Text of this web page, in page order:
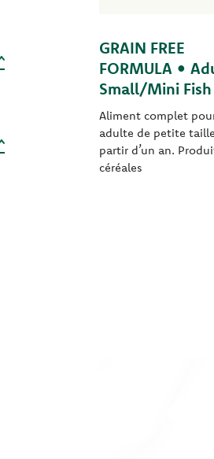
GRAIN FREE
FORMULA •
Small/Mini Fish
Aliment complet
adulte de petite
partir d’un an.
céréales